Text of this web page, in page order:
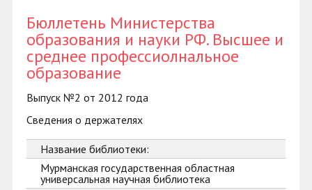
Бюллетень Министерства
образования и науки РФ. Высшее и
среднее профессиолнальное
образование
Выпуск №2 от 2012 года
Сведения о держателях
Название библиотеки:
Мурманская государственная областная
универсальная научная библиотека